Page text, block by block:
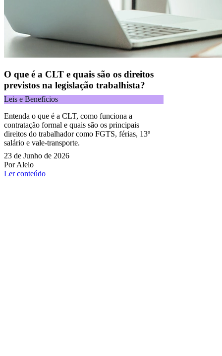
O que é a CLT e quais são os direitos
previstos na legislação trabalhista?
Leis e Benefícios
Entenda o que é a CLT, como funciona a
contratação formal e quais são os principais
direitos do trabalhador como FGTS, férias, 13º
salário e vale-transporte.
23 de Junho de 2026
Por Alelo
Ler conteúdo